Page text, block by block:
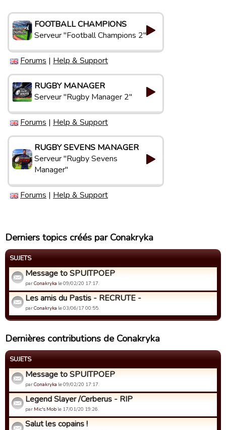
FOOTBALL CHAMPIONS
Serveur "Football Champions 2"
Forums | Help & Support
RUGBY MANAGER
Serveur "Rugby Manager 2"
Forums | Help & Support
RUGBY SEVENS MANAGER
Serveur "Rugby Sevens
Manager"
Forums | Help & Support
Derniers topics créés par Conakryka
SUJETS
Message to SPUITPOEP
parConakryka le 09/02/20 17:17.
Les amis du Pastis - RECRUTE -
parConakryka le 03/06/17 00:55.
Dernières contributions de Conakryka
SUJETS
Message to SPUITPOEP
parConakryka le 09/02/20 17:17.
Legend Slayer /Cerberus - RIP
par Mic's Mob le 17/01/20 19:26.
Salut les copains !